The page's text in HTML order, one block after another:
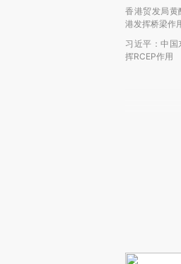
香港贸发局黄
港发挥桥梁作
习近平：中
挥RCEP作用